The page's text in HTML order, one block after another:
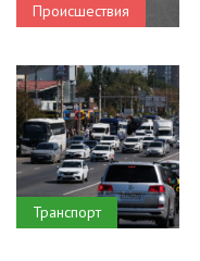
Происшествия
Транспорт